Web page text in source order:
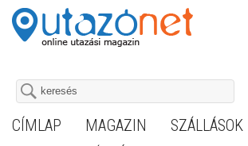
CÍMLAP MAGAZIN SZÁLLÁSOK